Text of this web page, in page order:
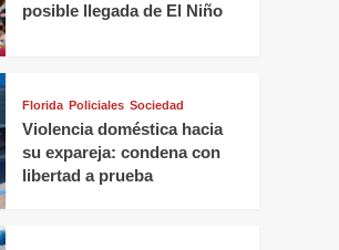
posible llegada de El Niño
Florida Policiales Sociedad
Violencia doméstica hacia
su expareja: condena con
libertad a prueba